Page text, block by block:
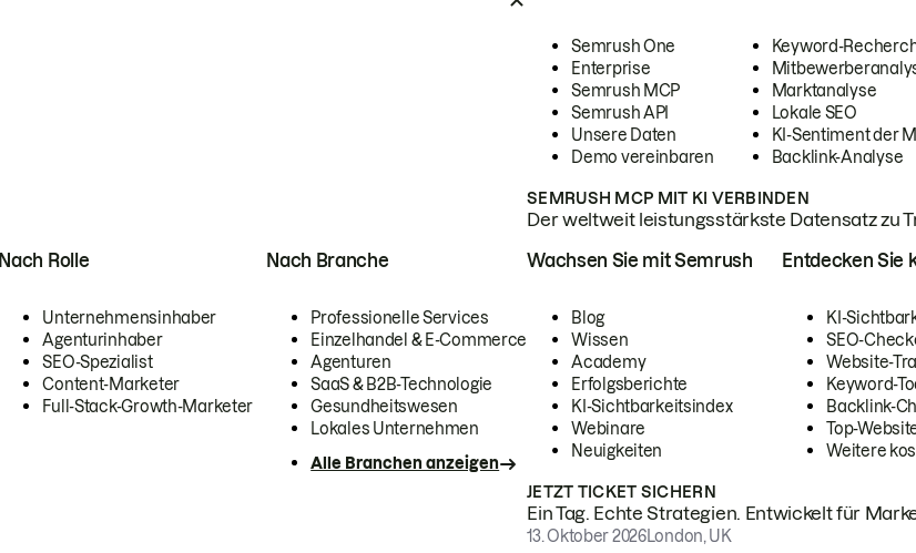
Semrush One
Enterprise
Semrush MCP
Semrush API
Unsere Daten
Demo vereinbaren
Keyword-
Marktanalyse
Lokale SEO
KI-Sentiment der
Backlink-Analyse
SEMRUSH MCP MIT KI VERBINDEN
Der weltweit leistungsstärkste Datensatz zu
Nach Rolle
Unternehmensinhaber
Agenturinhaber
SEO-Spezialist
Content-Marketer
Full-Stack-Growth-Marketer
Nach Branche
Professionelle Services
Einzelhandel & E-Commerce
Agenturen
SaaS & B2B-Technologie
Gesundheitswesen
Lokales Unternehmen
Alle Branchen anzeigen
Wachsen Sie mit Semrush
Blog
Wissen
Academy
Erfolgsberichte
KI-Sichtbarkeitsindex
Webinare
Neuigkeiten
Entdecken Sie
KI-
SEO-
Website-
Keyword-
Backlink-
Top-
Weitere
JETZT TICKET SICHERN
Ein Tag. Echte Strategien. Entwickelt für
13. Oktober 2026London, UK